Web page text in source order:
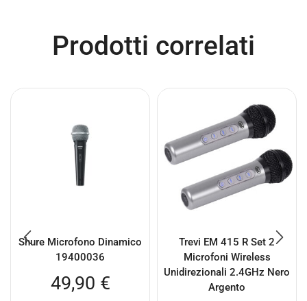
Prodotti correlati
Shure Microfono Dinamico
19400036
49,90 €
Trevi EM 415 R Set 2
Microfoni Wireless
Unidirezionali 2.4GHz Nero
Argento